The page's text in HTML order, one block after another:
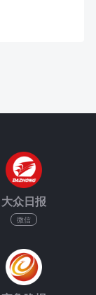
大众日报
微信